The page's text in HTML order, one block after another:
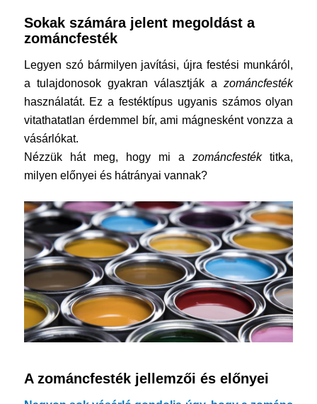
Sokak számára jelent megoldást a
zománcfesték
Legyen szó bármilyen javítási, újra festési munkáról,
a tulajdonosok gyakran választják azománcfesték
használatát. Ez a festéktípus ugyanis számos olyan
vitathatatlan érdemmel bír, ami mágnesként vonzza a
vásárlókat.
Nézzük hát meg, hogy mi azománcfestéktitka,
milyen előnyei és hátrányai vannak?
A zománcfesték jellemzői és előnyei